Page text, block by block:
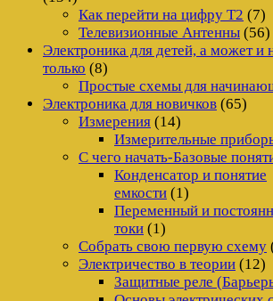
Как перейти на цифру Т2 (7)
Телевизионные Антенны (56)
Электроника для детей, а может и
только (8)
Простые схемы для
Электроника для новичков (65)
Измерения (14)
Измерительные
С чего начать-Базовые
Конденсатор и понятие
емкости (1)
Переменный и
токи (1)
Собрать свою первую схему
Электричество в теории (12)
Защитные реле